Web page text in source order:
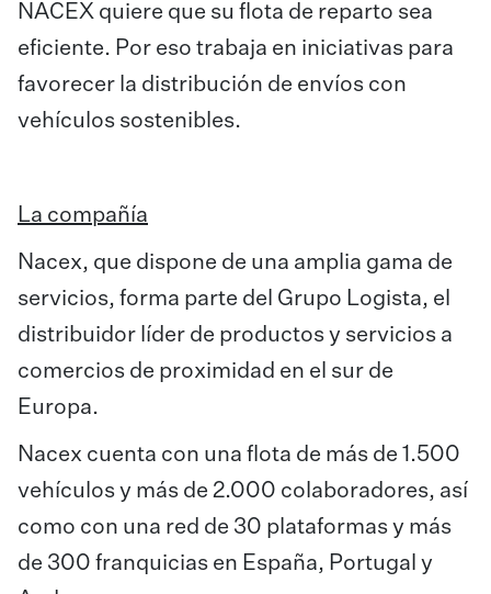
NACEX quiere que su flota de reparto sea
eficiente. Por eso trabaja en iniciativas para
favorecer la distribución de envíos con
vehículos sostenibles.
La compañía
Nacex, que dispone de una amplia gama de
servicios, forma parte del Grupo Logista, el
distribuidor líder de productos y servicios a
comercios de proximidad en el sur de
Europa.
Nacex cuenta con una flota de más de 1.500
vehículos y más de 2.000 colaboradores, así
como con una red de 30 plataformas y más
de 300 franquicias en España, Portugal y